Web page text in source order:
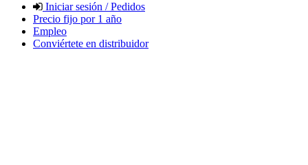
Iniciar sesión / Pedidos
Precio fijo por 1 año
Empleo
Conviértete en distribuidor